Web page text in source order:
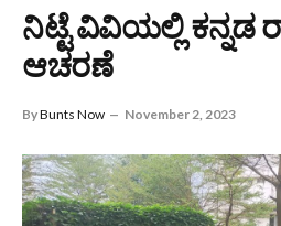
ನಿಟ್ಟೆ ವಿವಿಯಲ್ಲಿ ಕನ್ನಡ
ಆಚರಣೆ
ByBunts Now November 2, 2023